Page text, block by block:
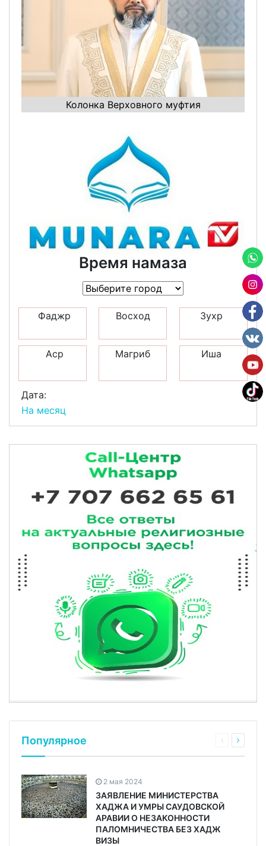
Колонка Верховного муфтия
Время намаза
Фаджр Восход Зухр
Аср Магриб Иша
Дата:
На месяц
Популярное
2 мая 2024
ЗАЯВЛЕНИЕ МИНИСТЕРСТВА
ХАДЖА И УМРЫ САУДОВСКОЙ
АРАВИИ О НЕЗАКОННОСТИ
ПАЛОМНИЧЕСТВА БЕЗ ХАДЖ
ВИЗЫ